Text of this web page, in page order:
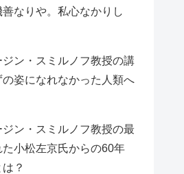
なりや。私心なかりし
ジン・スミルノフ教授の講
姿になれなかった人類へ
ジン・スミルノフ教授の最
小松左京氏からの60年
？